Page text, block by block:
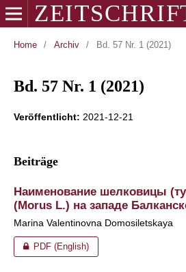
Home / Archiv / Bd. 57 Nr. 1 (2021)
Bd. 57 Nr. 1 (2021)
Veröffentlicht: 2021-12-21
Beiträge
Наименование шелковицы
(Morus L.) на западе
Marina Valentinovna Domosiletskaya
PDF (English)